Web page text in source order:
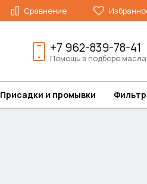
Сравнение
+7 962-839-78-41
Помощь в подборе масла
Присадки и промывки